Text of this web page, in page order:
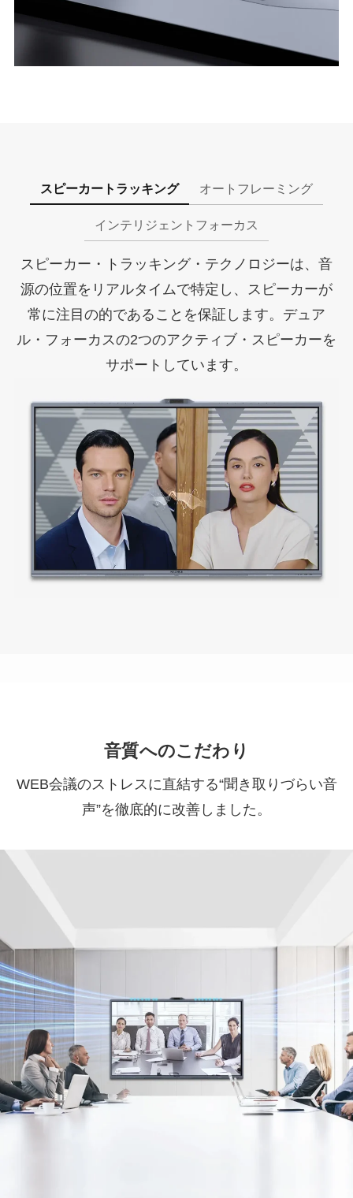
スピーカートラッキング オートフレーミング
インテリジェントフォーカス
スピーカー・トラッキング・テクノロジーは、音
源の位置をリアルタイムで特定し、スピーカーが
常に注目の的であることを保証します。デュア
ル・フォーカスの2つのアクティブ・スピーカーを
サポートしています。
音質へのこだわり
WEB会議のストレスに直結する“聞き取りづらい音
声”を徹底的に改善しました。